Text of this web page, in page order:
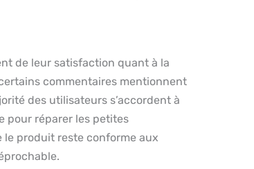
de leur satisfaction quant à la
commentaires mentionnent
des utilisateurs s’accordent à
pour réparer les petites
produit reste conforme aux